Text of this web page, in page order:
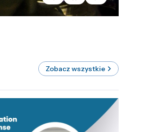
Zobacz wszystkie